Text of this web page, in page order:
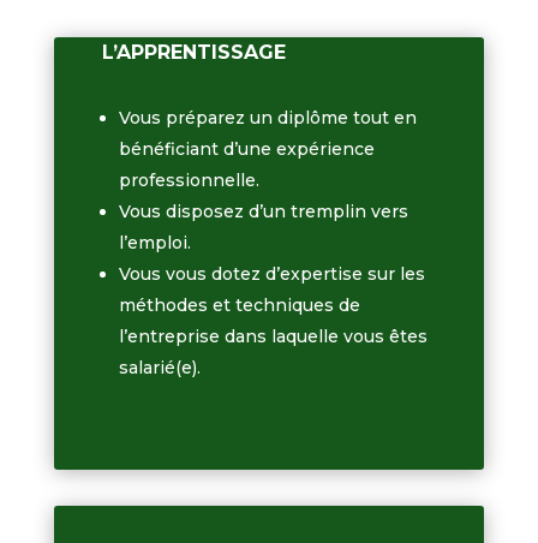
L’APPRENTISSAGE
Vous préparez un diplôme tout en
bénéficiant d’une expérience
professionnelle.
Vous disposez d’un tremplin vers
l’emploi.
Vous vous dotez d’expertise sur les
méthodes et techniques de
l’entreprise dans laquelle vous êtes
salarié(e).